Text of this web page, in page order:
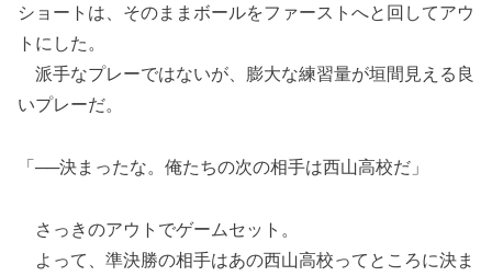
ショートは、そのままボールをファーストへと回してアウ
トにした。
派手なプレーではないが、膨大な練習量が垣間見える良
いプレーだ。
「──決まったな。俺たちの次の相手は西山高校だ」
さっきのアウトでゲームセット。
よって、準決勝の相手はあの西山高校ってところに決ま